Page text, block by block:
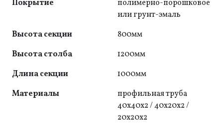
Покрытие
полимерно-порошковое
или грунт-эмаль
Высота секции
800мм
Высота столба
1200мм
Длина секции
1000мм
Материалы
профильная труба
40х40x2 / 40х20x2 /
20х20x2